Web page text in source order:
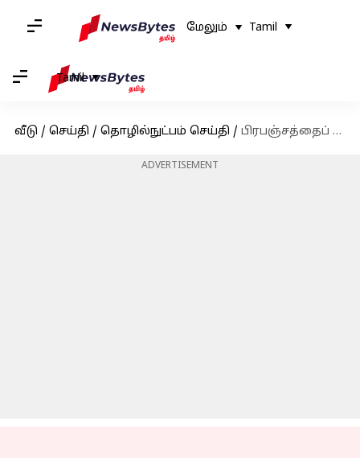
மேலும் Tamil
Tamil
வீடு / செய்தி / தொழில்நுட்பம் செய்தி / பிரபஞ்சத்தைப் பற்றிய நமது புரிதலுக்கு சவால் விடும் மாபெரும் காஸ்மிக் வளையம்
ADVERTISEMENT